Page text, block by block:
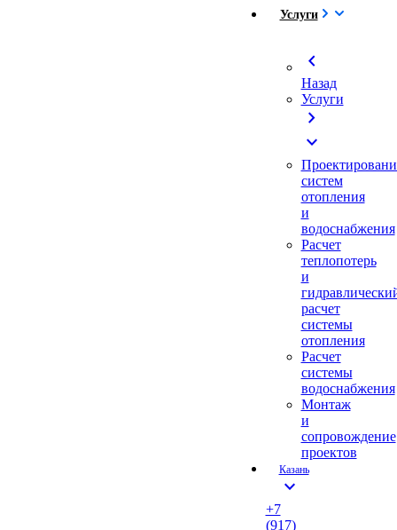
Услуги
chevron_left
Назад
Услуги
chevron_right
expand_more
систем
отопления
и
водоснабжения
Расчет
теплопотерь
и
расчет
системы
отопления
Расчет
системы
водоснабжения
Монтаж
и
сопровождение
проектов
Казань
expand_more
+7
(917)